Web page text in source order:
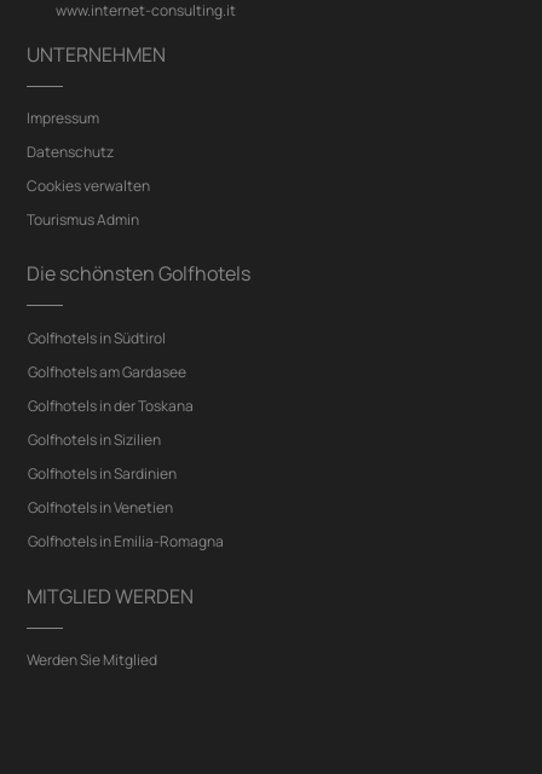
www.internet-consulting.it
UNTERNEHMEN
Impressum
Datenschutz
Cookies verwalten
Tourismus Admin
Die schönsten Golfhotels
Golfhotels in Südtirol
Golfhotels am Gardasee
Golfhotels in der Toskana
Golfhotels in Sizilien
Golfhotels in Sardinien
Golfhotels in Venetien
Golfhotels in Emilia-Romagna
MITGLIED WERDEN
Werden Sie Mitglied